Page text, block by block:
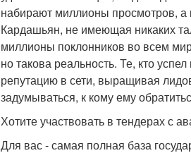
набирают миллионы просмотров, а
Кардашьян, не имеющая никаких
миллионы поклонников во всем
но такова реальность. Те, кто
репутацию в сети, выращивая
задумываться, к кому ему
Хотите участвовать в тендерах с
Для вас - самая полная база